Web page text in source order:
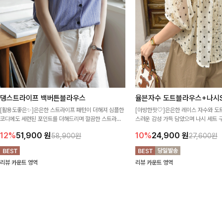
댕스트라이프 백버튼블라우스
[활용도좋은✨]은은한 스트라이프 패턴이 더해져 심플한
코디에도 세련된 포인트를 더해드리며 깔끔한 스트라이
12%51,900 원58,900원
리뷰 카운트 영역
율븐자수 도트블라우스+나시
[아방한핏🤍]은은한 레이스 자수와 도
스러운 감성 가득 담았으며 나시 세트
10%24,900 원27,600원
리뷰 카운트 영역